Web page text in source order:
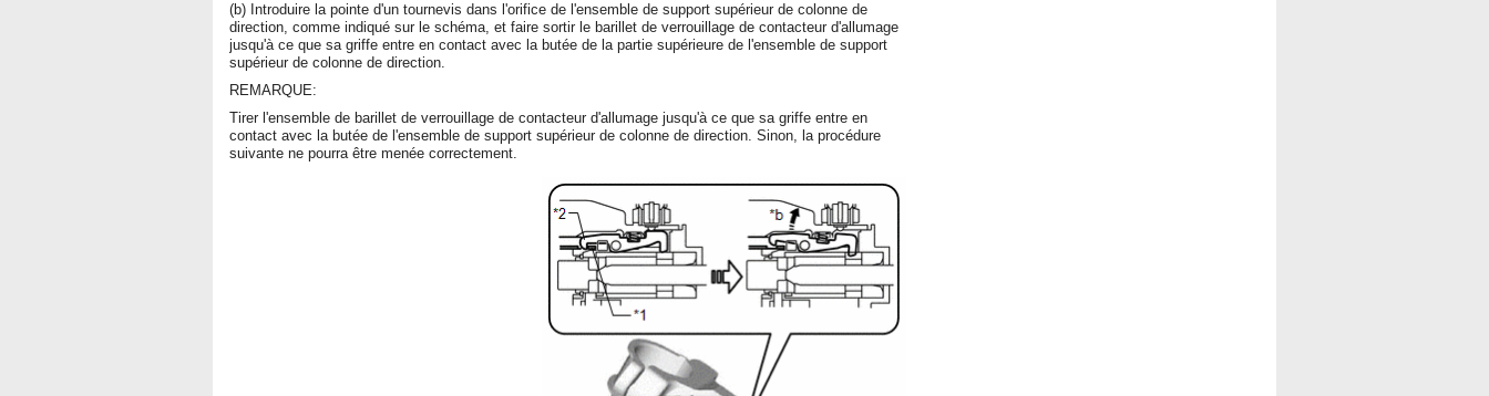
(b) Introduire la pointe d'un tournevis dans l'orifice de l'ensemble de support supérieur de colonne de
direction, comme indiqué sur le schéma, et faire sortir le barillet de verrouillage de contacteur d'allumage
jusqu'à ce que sa griffe entre en contact avec la butée de la partie supérieure de l'ensemble de support
supérieur de colonne de direction.
REMARQUE:
Tirer l'ensemble de barillet de verrouillage de contacteur d'allumage jusqu'à ce que sa griffe entre en
contact avec la butée de l'ensemble de support supérieur de colonne de direction. Sinon, la procédure
suivante ne pourra être menée correctement.